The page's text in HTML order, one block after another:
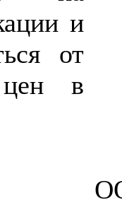
и
от
цен в